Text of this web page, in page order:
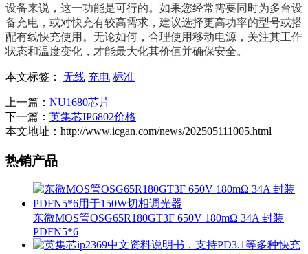
设备来说，这一功能是可行的。如果您经常需要同时为多台设
备充电，或对快充有较高需求，建议选择更高功率的型号或搭
配有线快充使用。无论如何，合理使用移动电源，关注其工作
状态和温度变化，才能最大化其价值并确保安全。
本文标签： 无线 充电 标准
上一篇： NU1680芯片
下一篇： 英集芯IP6802价格
本文地址：http://www.icgan.com/news/202505111005.html
热销产品
东微MOS管OSG65R180GT3F 650V 180mΩ 34A 封装
PDFN5*6